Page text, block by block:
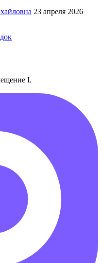
23 апреля 2026
I.